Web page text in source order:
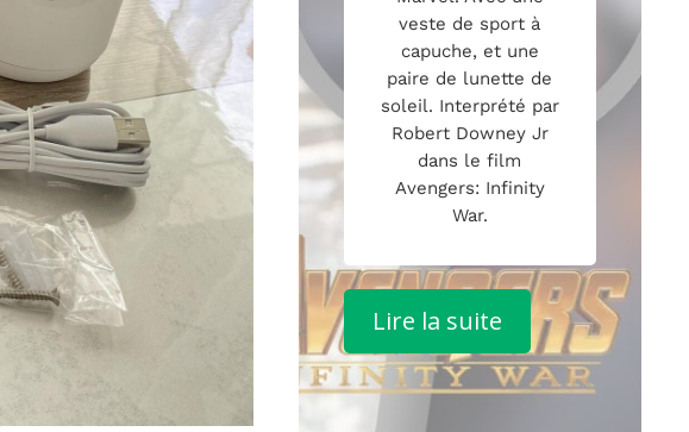
veste de sport à
capuche, et une
paire de lunette de
soleil. Interprété par
Robert Downey Jr
dans le film
Avengers: Infinity
War.
Lire la suite